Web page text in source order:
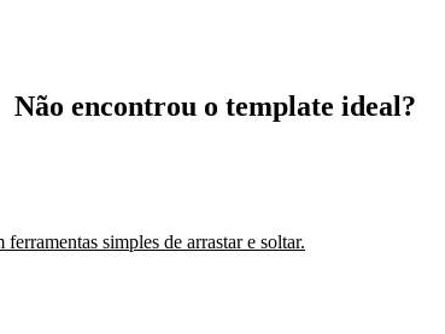
Não encontrou o template ideal?
simples de arrastar e soltar.